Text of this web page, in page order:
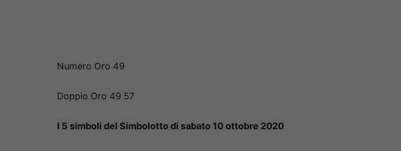
Numero Oro 49
Doppio Oro 49 57
I 5 simboli del Simbolotto di sabato 10 ottobre 2020